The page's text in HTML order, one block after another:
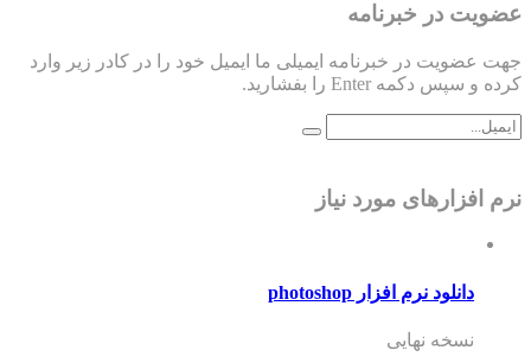
عضویت در خبرنامه
جهت عضویت در خبرنامه ایمیلی ما ایمیل خود را در کادر زیر وارد
کرده و سپس دکمه Enter را بفشارید.
نرم افزارهای مورد نیاز
دانلود نرم افزار photoshop
نسخه نهایی